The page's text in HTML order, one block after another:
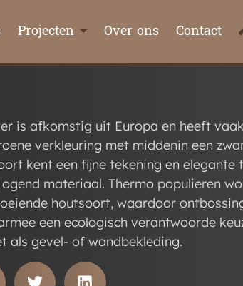
Projecten Over ons Contact
is afkomstig uit Europa en heeft
verkleuring met middenin een
kent een fijne tekening en
materiaal. Thermo populieren
houtsoort, waardoor
een ecologisch verantwoorde
als gevel- of wandbekleding.